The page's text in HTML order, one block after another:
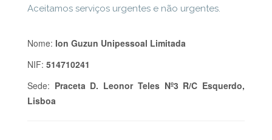
Aceitamos serviços urgentes e não urgentes.
Nome: Ion Guzun Unipessoal Limitada
NIF: 514710241
Sede: Praceta D. Leonor Teles Nº3 R/C Esquerdo,
Lisboa